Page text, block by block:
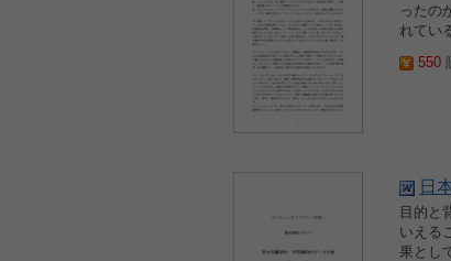
ったの
れてい
550
日
目的と
いえる
果とし